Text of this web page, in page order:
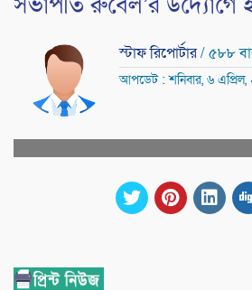
স্টাফ রিপোর্টার/ ৫৮৮
আপডেট : শনিবার, ৬